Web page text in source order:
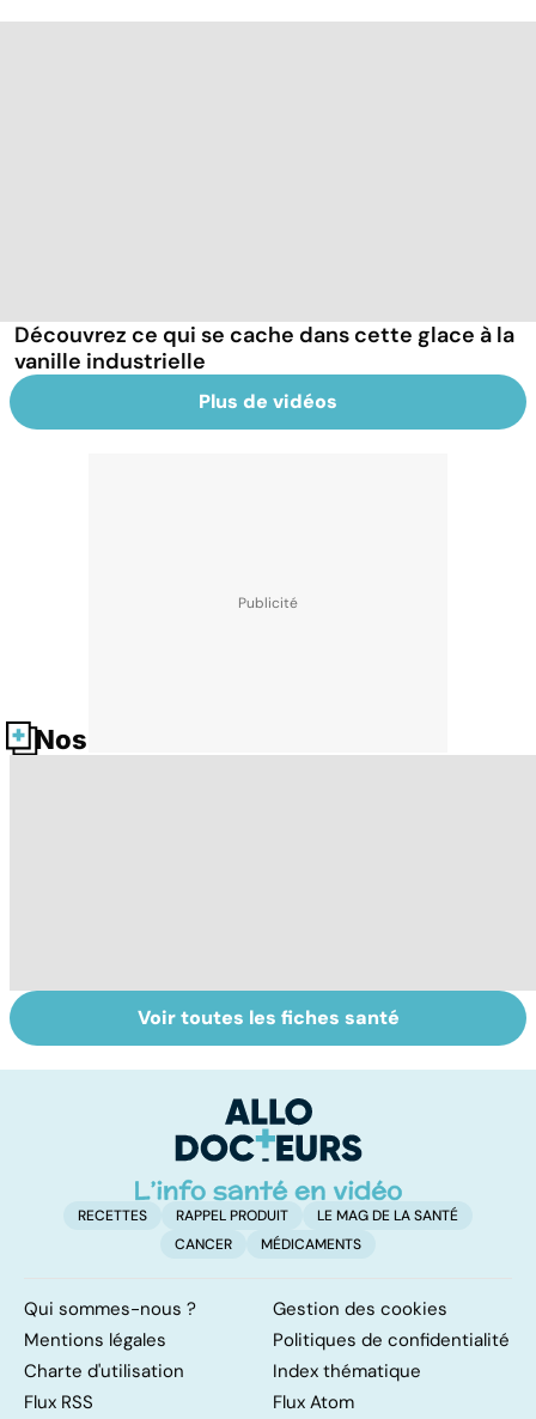
Découvrez ce qui se cache dans cette glace à la
vanille industrielle
Plus de vidéos
Nos fiches santé
osseuse : des
Le TDAH, un
trouble de
ou sans
hyperactivité
Voir toutes les fiches santé
RECETTES RAPPEL PRODUIT
LE MAG DE LA SANTÉ
CANCER
MÉDICAMENTS
Qui sommes-nous ?
Gestion des cookies
Mentions légales
Politiques de confidentialité
Charte d'utilisation
Index thématique
Flux RSS
Flux Atom